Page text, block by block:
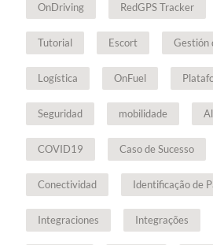
OnDriving RedGPS Tracker
Tutorial Escort Gestión
Logística OnFuel
Seguridad mobilidade
COVID19 Caso de Sucesso
Conectividad Identificação de
Integraciones Integrações